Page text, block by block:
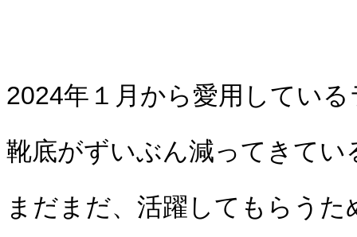
2024年１月から愛用してい
靴底がずいぶん減ってきて
まだまだ、活躍してもらう